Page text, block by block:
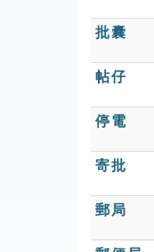
批囊
帖仔
停電
寄批
郵局